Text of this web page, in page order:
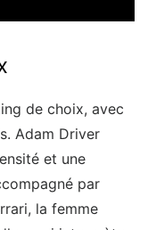
de choix, avec
Adam Driver
et une
par
la femme